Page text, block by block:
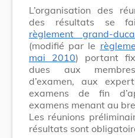
L’organisation des
des résultats se
règlement grand-
(modifié par le
mai 2010) portant
dues aux
d’examen, aux
examens de fin
examens menant au
Les réunions
résultats sont